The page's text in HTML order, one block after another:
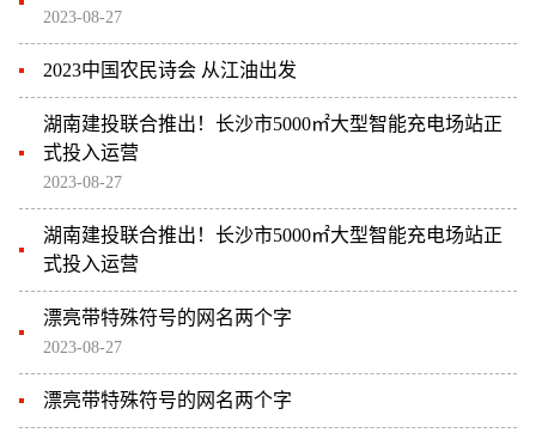
2023-08-27
2023中国农民诗会 从江油出发
湖南建投联合推出！长沙市5000㎡大型智能充电场站正
式投入运营
2023-08-27
湖南建投联合推出！长沙市5000㎡大型智能充电场站正
式投入运营
漂亮带特殊符号的网名两个字
2023-08-27
漂亮带特殊符号的网名两个字